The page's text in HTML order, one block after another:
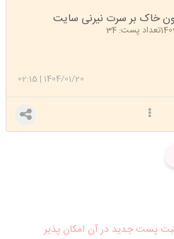
تعداد پست: 34
خاک بر سرت نیرنی سایت
1404/01/20
|
02:15
پست جدید در آن امکان پذیر